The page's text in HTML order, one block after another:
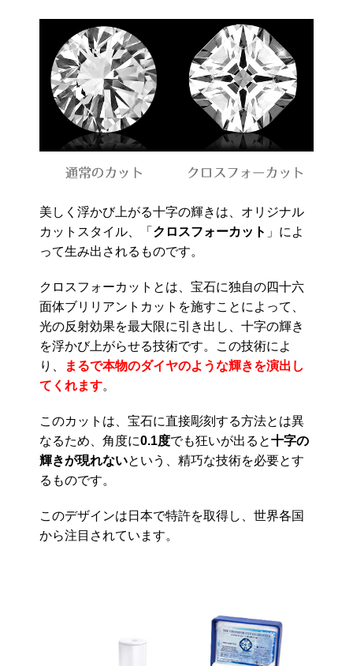
美しく浮かび上がる十字の輝きは、オリジナル
カットスタイル、「 クロスフォーカット 」によ
って生み出されるものです。
クロスフォーカットとは、宝石に独自の四十六
面体ブリリアントカットを施すことによって、
光の反射効果を最大限に引き出し、十字の輝き
を浮かび上がらせる技術です。この技術によ
り、
まるで本物のダイヤのような輝きを演出し
てくれます。
このカットは、宝石に直接彫刻する方法とは異
なるため、角度に0.1度でも狂いが出ると十字の
輝きが現れないという、精巧な技術を必要とす
るものです。
このデザインは日本で特許を取得し、世界各国
から注目されています。